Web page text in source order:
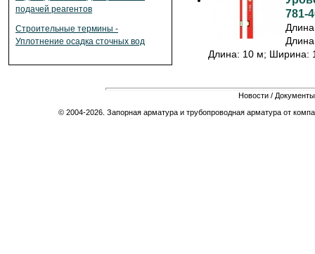
подачей реагентов
Строительные термины -
Уплотнение осадка сточных вод
781-
Длина: 10 м; Ширина:
Новости / Документы
© 2004-2026. Запорная арматура и трубопроводная арматура от